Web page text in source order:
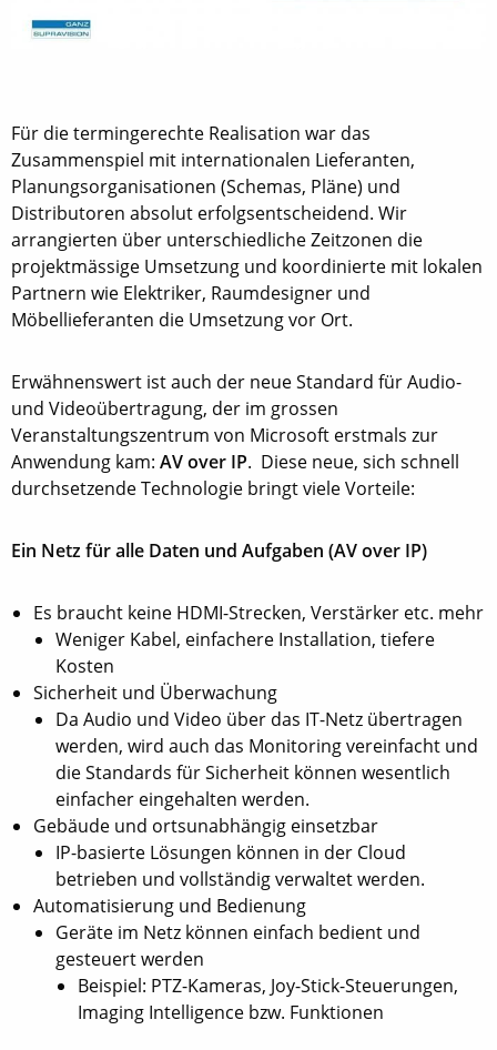
Für die termingerechte Realisation war das
Zusammenspiel mit internationalen Lieferanten,
Planungsorganisationen (Schemas, Pläne) und
Distributoren absolut erfolgsentscheidend. Wir
arrangierten über unterschiedliche Zeitzonen die
projektmässige Umsetzung und koordinierte mit lokalen
Partnern wie Elektriker, Raumdesigner und
Möbellieferanten die Umsetzung vor Ort.
Erwähnenswert ist auch der neue Standard für Audio-
und Videoübertragung, der im grossen
Veranstaltungszentrum von Microsoft erstmals zur
Anwendung kam: AV over IP. Diese neue, sich schnell
durchsetzende Technologie bringt viele Vorteile:
Ein Netz für alle Daten und Aufgaben (AV over IP)
Es braucht keine HDMI-Strecken, Verstärker etc. mehr
Weniger Kabel, einfachere Installation, tiefere
Kosten
Sicherheit und Überwachung
Da Audio und Video über das IT-Netz übertragen
werden, wird auch das Monitoring vereinfacht und
die Standards für Sicherheit können wesentlich
einfacher eingehalten werden.
Gebäude und ortsunabhängig einsetzbar
IP-basierte Lösungen können in der Cloud
betrieben und vollständig verwaltet werden.
Automatisierung und Bedienung
Geräte im Netz können einfach bedient und
gesteuert werden
Beispiel: PTZ-Kameras, Joy-Stick-Steuerungen,
Imaging Intelligence bzw. Funktionen